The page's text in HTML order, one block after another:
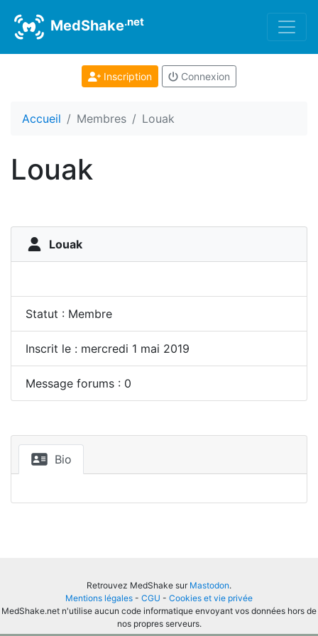
MedShake.net
Inscription Connexion
Accueil Membres Louak
Louak
Louak
Statut : Membre
Inscrit le : mercredi 1 mai 2019
Message forums : 0
Bio
Retrouvez MedShake sur Mastodon.
Mentions légales - CGU - Cookies et vie privée
MedShake.net n'utilise aucun code informatique envoyant vos données hors de
nos propres serveurs.